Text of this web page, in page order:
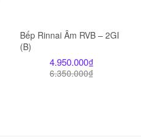
Bếp Rinnai Âm RVB – 2GI
(B)
6.350.000₫
4.950.000₫